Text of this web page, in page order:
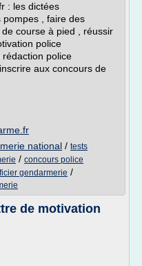
: les dictées
pompes , faire des
course à pied , réussir
police
police
aux concours de
national / tests
/ concours police
gendarmerie /
de motivation